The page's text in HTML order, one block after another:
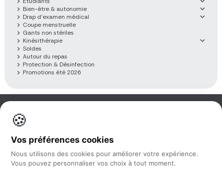
Bien-être & autonomie
Drap d'examen médical
Coupe menstruelle
Gants non stériles
Kinésithérapie
Soldes
Autour du repas
Protection & Désinfection
Promotions été 2026
Information
Nos services
🍪
Vos préférences cookies
Nous utilisons des cookies pour améliorer votre expérience.
Vous pouvez personnaliser vos choix à tout moment.